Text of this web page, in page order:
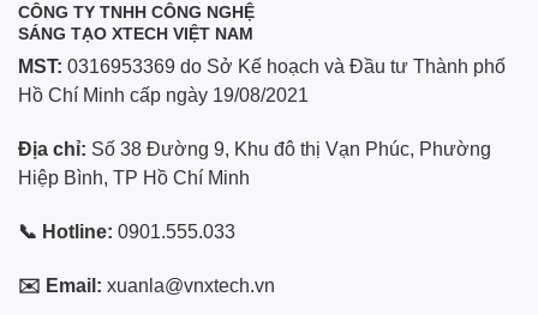
CÔNG TY TNHH CÔNG NGHỆ
SÁNG TẠO XTECH VIỆT NAM
MST: 0316953369 do Sở Kế hoạch và Đầu tư Thành phố
Hồ Chí Minh cấp ngày 19/08/2021
Địa chỉ: Số 38 Đường 9, Khu đô thị Vạn Phúc, Phường
Hiệp Bình, TP Hồ Chí Minh
📞 Hotline: 0901.555.033
✉️ Email: xuanla@vnxtech.vn